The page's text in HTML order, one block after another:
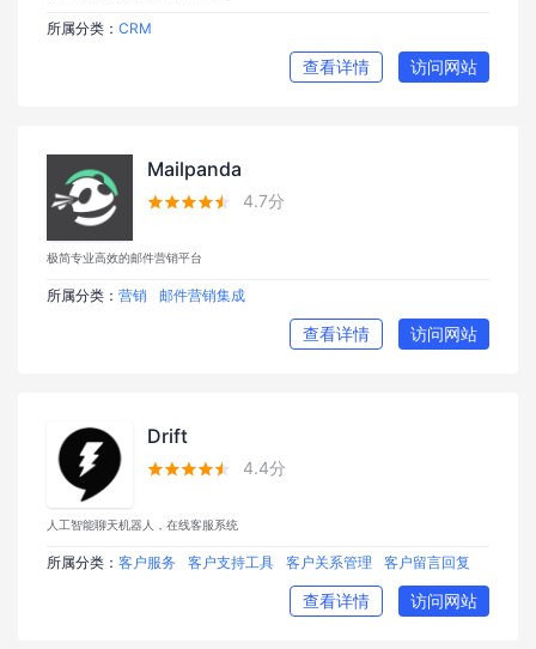
所属分类： CRM
查看详情 访问网站
Mailpanda
 4.7分
极简专业高效的邮件营销平台
所属分类： 营销 邮件营销集成
查看详情 访问网站
Drift
 4.4分
人工智能聊天机器人，在线客服系统
所属分类： 客户服务 客户支持工具 客户关系管理 客户留言回复
查看详情 访问网站